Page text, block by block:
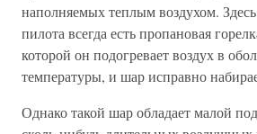
наполняемых теплым воздухом.
пилота всегда есть пропановая
которой он подогревает воздух в
температуры, и шар исправно
Однако такой шар обладает малой